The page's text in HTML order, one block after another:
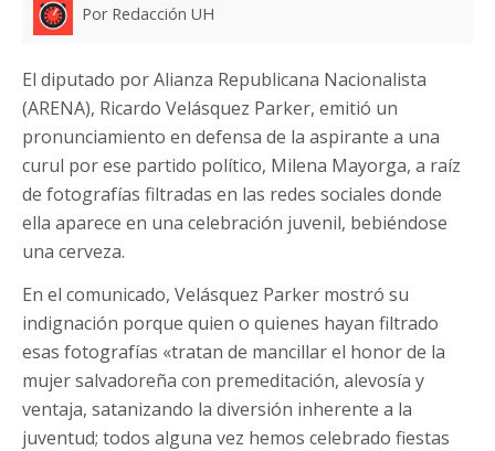
Por Redacción UH
El diputado por Alianza Republicana Nacionalista
(ARENA), Ricardo Velásquez Parker, emitió un
pronunciamiento en defensa de la aspirante a una
curul por ese partido político, Milena Mayorga, a raíz
de fotografías filtradas en las redes sociales donde
ella aparece en una celebración juvenil, bebiéndose
una cerveza.
En el comunicado, Velásquez Parker mostró su
indignación porque quien o quienes hayan filtrado
esas fotografías «tratan de mancillar el honor de la
mujer salvadoreña con premeditación, alevosía y
ventaja, satanizando la diversión inherente a la
juventud; todos alguna vez hemos celebrado fiestas